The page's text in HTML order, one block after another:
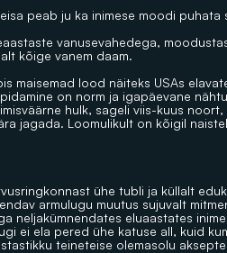
peab ju ka inimese moodi puhata
vanusevahedega,
kõige vanem daam.
maisemad lood näiteks USAs
on norm ja igapäevane
hulk, sageli viis-kuus
jagada. Loomulikult on kõigil
ühe tubli ja küllalt
armulugu muutus sujuvalt
neljakümnendates eluaastates
ei ela pered ühe katuse all, kuid
teineteise olemasolu